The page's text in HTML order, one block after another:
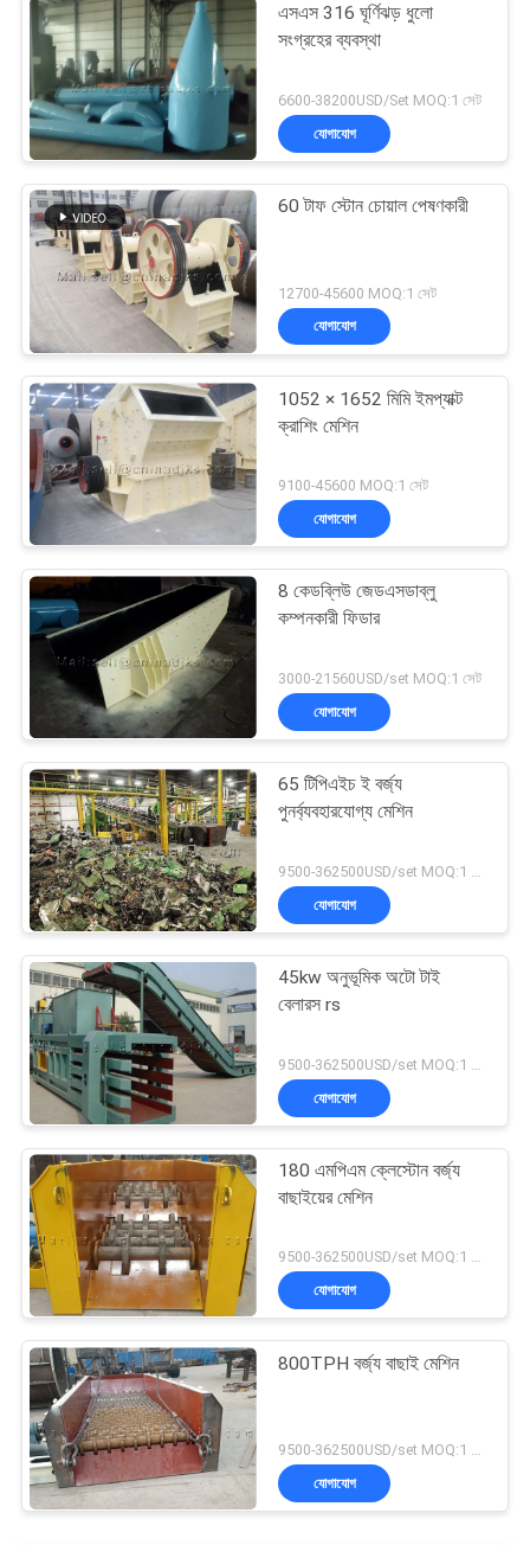
এসএস 316 ঘূর্ণিঝড় ধুলো
সংগ্রহের ব্যবস্থা
6600-38200USD/Set MOQ:1 সেট
যোগাযোগ
60 টাফ স্টোন চোয়াল পেষণকারী
12700-45600 MOQ:1 সেট
যোগাযোগ
1052 × 1652 মিমি ইমপ্যাক্ট
ক্রাশিং মেশিন
9100-45600 MOQ:1 সেট
যোগাযোগ
8 কেডব্লিউ জেডএসডাব্লু
কম্পনকারী ফিডার
3000-21560USD/set MOQ:1 সেট
যোগাযোগ
65 টিপিএইচ ই বর্জ্য
পুনর্ব্যবহারযোগ্য মেশিন
যোগাযোগ
45kw অনুভূমিক অটো টাই
বেলারস rs
যোগাযোগ
180 এমপিএম ক্লেস্টোন বর্জ্য
বাছাইয়ের মেশিন
9500-362500USD/set MOQ:1 সেট
যোগাযোগ
800TPH বর্জ্য বাছাই মেশিন
9500-362500USD/set MOQ:1 সেট
যোগাযোগ